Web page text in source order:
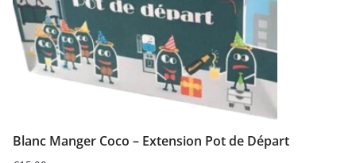
Blanc Manger Coco – Extension Pot de Départ